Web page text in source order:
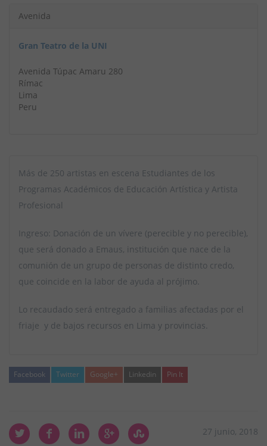
Avenida
Gran Teatro de la UNI
Avenida Túpac Amaru 280
Rímac
Lima
Peru
Más de 250 artistas en escena Estudiantes de los
Programas Académicos de Educación Artística y Artista
Profesional
Ingreso: Donación de un vívere (perecible y no perecible),
que será donado a Emaus, institución que nace de la
comunión de un grupo de personas de distinto credo,
que coincide en la labor de ayuda al prójimo.
Lo recaudado será entregado a familias afectadas por el
friaje y de bajos recursos en Lima y provincias.
Facebook Twitter Google+ Linkedin Pin It
27 junio, 2018